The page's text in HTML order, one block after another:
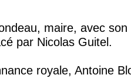
maire, avec
par Nicolas Guitel.
royale, Antoine